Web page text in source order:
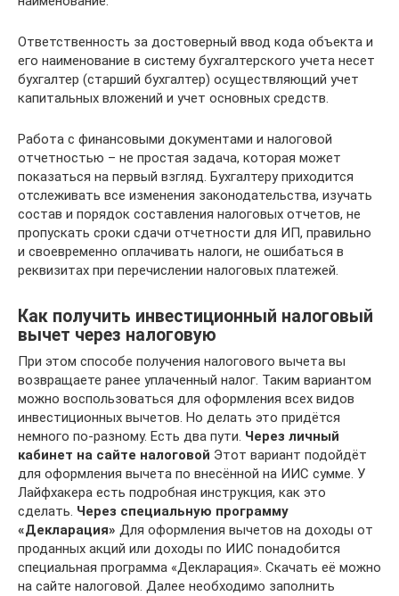
Ответственность за достоверный ввод кода объекта и
его наименование в систему бухгалтерского учета несет
бухгалтер (старший бухгалтер) осуществляющий учет
капитальных вложений и учет основных средств.
Работа с финансовыми документами и налоговой
отчетностью – не простая задача, которая может
показаться на первый взгляд. Бухгалтеру приходится
отслеживать все изменения законодательства, изучать
состав и порядок составления налоговых отчетов, не
пропускать сроки сдачи отчетности для ИП, правильно
и своевременно оплачивать налоги, не ошибаться в
реквизитах при перечислении налоговых платежей.
Как получить инвестиционный налоговый
вычет через налоговую
При этом способе получения налогового вычета вы
возвращаете ранее уплаченный налог. Таким вариантом
можно воспользоваться для оформления всех видов
инвестиционных вычетов. Но делать это придётся
немного по‑разному. Есть два пути. Через личный
кабинет на сайте налоговой Этот вариант подойдёт
для оформления вычета по внесённой на ИИС сумме. У
Лайфхакера есть подробная инструкция, как это
сделать. Через специальную программу
«Декларация» Для оформления вычетов на доходы от
проданных акций или доходы по ИИС понадобится
специальная программа «Декларация». Скачать её можно
на сайте налоговой. Далее необходимо заполнить